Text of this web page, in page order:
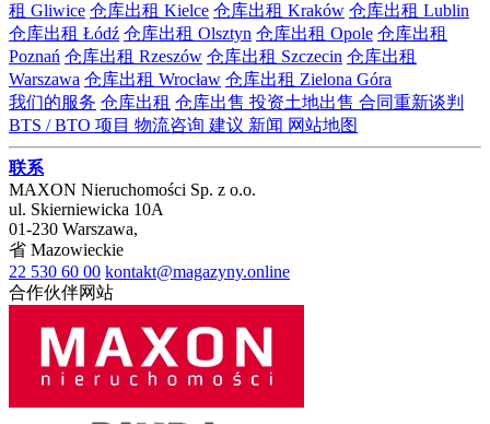
租 Gliwice 仓库出租 Kielce 仓库出租 Kraków 仓库出租 Lublin
仓库出租 Łódź 仓库出租 Olsztyn 仓库出租 Opole 仓库出租
Poznań 仓库出租 Rzeszów 仓库出租 Szczecin 仓库出租
Warszawa 仓库出租 Wrocław 仓库出租 Zielona Góra
我们的服务 仓库出租 仓库出售 投资土地出售 合同重新谈判
BTS / BTO 项目 物流咨询 建议 新闻 网站地图
联系
MAXON Nieruchomości Sp. z o.o.
ul. Skierniewicka 10A
01-230 Warszawa,
省 Mazowieckie
22 530 60 00 kontakt@magazyny.online
合作伙伴网站